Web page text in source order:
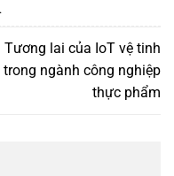
Tương lai của IoT vệ tinh
trong ngành công nghiệp
thực phẩm